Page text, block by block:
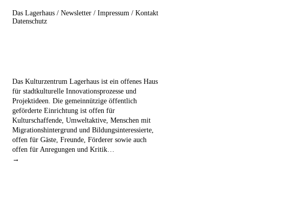
Das Lagerhaus / Newsletter / Impressum / Kontakt
Datenschutz
Das Kulturzentrum Lagerhaus ist ein offenes Haus
für stadtkulturelle Innovationsprozesse und
Projektideen. Die gemeinnützige öffentlich
geförderte Einrichtung ist offen für
Kulturschaffende, Umweltaktive, Menschen mit
Migrationshintergrund und Bildungsinteressierte,
offen für Gäste, Freunde, Förderer sowie auch
offen für Anregungen und Kritik…
→